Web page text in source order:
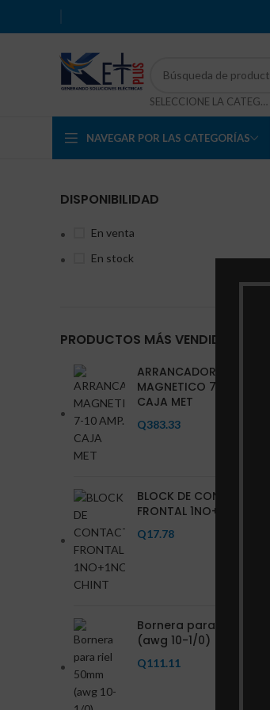
SELECCIONE LA CATEGORÍA
NAVEGAR POR LAS CATEGORÍAS
DISPONIBILIDAD
En venta
En stock
PRODUCTOS MÁS VENDIDOS
ARRANCADOR
MAGNETICO 7-10 AMP.
CAJA MET
Q383.33
BLOCK DE CONTACTO
FRONTAL 1NO+1NC CHINT
Q17.78
Bornera para riel 50mm
(awg 10-1/0)
Q111.11